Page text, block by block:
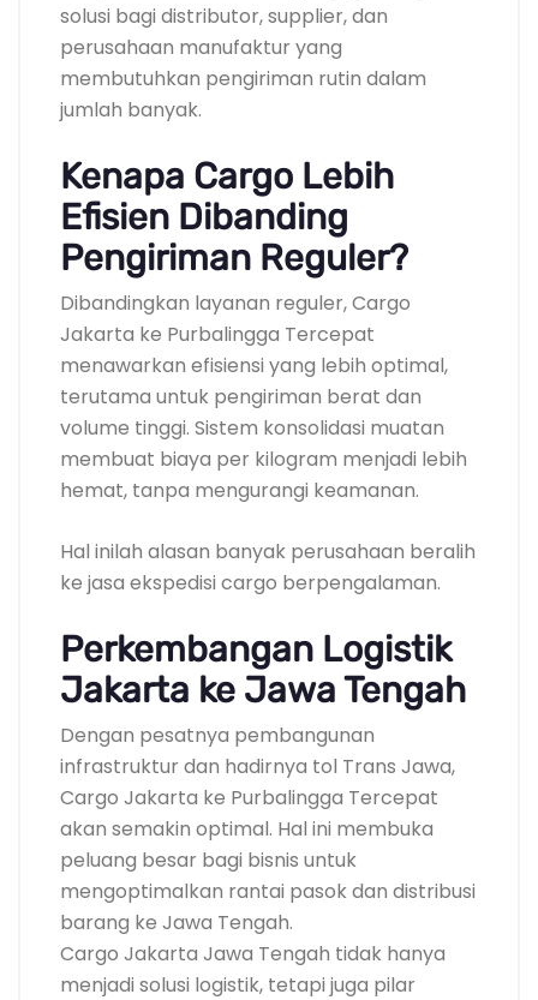
solusi bagi distributor, supplier, dan
perusahaan manufaktur yang
membutuhkan pengiriman rutin dalam
jumlah banyak.
Kenapa Cargo Lebih
Efisien Dibanding
Pengiriman Reguler?
Dibandingkan layanan reguler, Cargo
Jakarta ke Purbalingga Tercepat
menawarkan efisiensi yang lebih optimal,
terutama untuk pengiriman berat dan
volume tinggi. Sistem konsolidasi muatan
membuat biaya per kilogram menjadi lebih
hemat, tanpa mengurangi keamanan.
Hal inilah alasan banyak perusahaan beralih
ke jasa ekspedisi cargo berpengalaman.
Perkembangan Logistik
Jakarta ke Jawa Tengah
Dengan pesatnya pembangunan
infrastruktur dan hadirnya tol Trans Jawa,
Cargo Jakarta ke Purbalingga Tercepat
akan semakin optimal. Hal ini membuka
peluang besar bagi bisnis untuk
mengoptimalkan rantai pasok dan distribusi
barang ke Jawa Tengah.
Cargo Jakarta Jawa Tengah tidak hanya
menjadi solusi logistik, tetapi juga pilar